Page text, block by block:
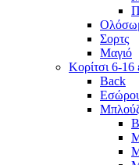
Σορτς
Μαγιό
Κορίτσι 6-16
Back